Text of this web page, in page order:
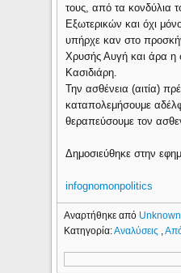
τους, από τα κονδύλια
Εξωτερικών και όχι
υπήρχε καν στο
Χρυσής Αυγή και άρα η
Κασιδιάρη.
Την ασθένεια (αιτία)
καταπολεμήσουμε
θεραπεύσουμε τον
Δημοσιεύθηκε στην
infognomonpolitics
Αναρτήθηκε από
Κατηγορία:Αναλύσεις ,